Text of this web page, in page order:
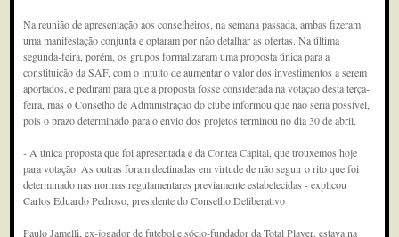
Na reunião de apresentação aos conselheiros, na semana passada, ambas fizeram
uma manifestação conjunta e optaram por não detalhar as ofertas. Na última
segunda-feira, porém, os grupos formalizaram uma proposta única para a
constituição da SAF, com o intuito de aumentar o valor dos investimentos a serem
aportados, e pediram para que a proposta fosse considerada na votação desta terça-
feira, mas o Conselho de Administração do clube informou que não seria possível,
pois o prazo determinado para o envio dos projetos terminou no dia 30 de abril.
- A única proposta que foi apresentada é da Contea Capital, que trouxemos hoje
para votação. As outras foram declinadas em virtude de não seguir o rito que foi
determinado nas normas regulamentares previamente estabelecidas - explicou
Carlos Eduardo Pedroso, presidente do Conselho Deliberativo
Paulo Jamelli, ex-jogador de futebol e sócio-fundador da Total Player, estava na